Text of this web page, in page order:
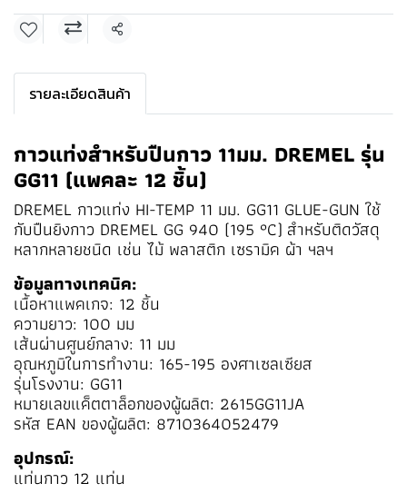
Share
รายละเอียดสินค้า
กาวแท่งสำหรับปืนกาว 11มม. DREMEL รุ่น
GG11 (แพคละ 12 ชิ้น)
DREMEL กาวแท่ง HI-TEMP 11 มม. GG11 GLUE-GUN ใช้
กับปืนยิงกาว DREMEL GG 940 (195 °C) สำหรับติดวัสดุ
หลากหลายชนิด เช่น ไม้ พลาสติก เซรามิค ผ้า ฯลฯ
ข้อมูลทางเทคนิค:
เนื้อหาแพคเกจ: 12 ชิ้น
ความยาว: 100 มม
เส้นผ่านศูนย์กลาง: 11 มม
อุณหภูมิในการทำงาน: 165-195 องศาเซลเซียส
รุ่นโรงงาน: GG11
หมายเลขแค็ตตาล็อกของผู้ผลิต: 2615GG11JA
รหัส EAN ของผู้ผลิต: 8710364052479
อุปกรณ์:
แท่นกาว 12 แท่น